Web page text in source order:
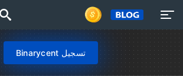
تسجيل Binarycent